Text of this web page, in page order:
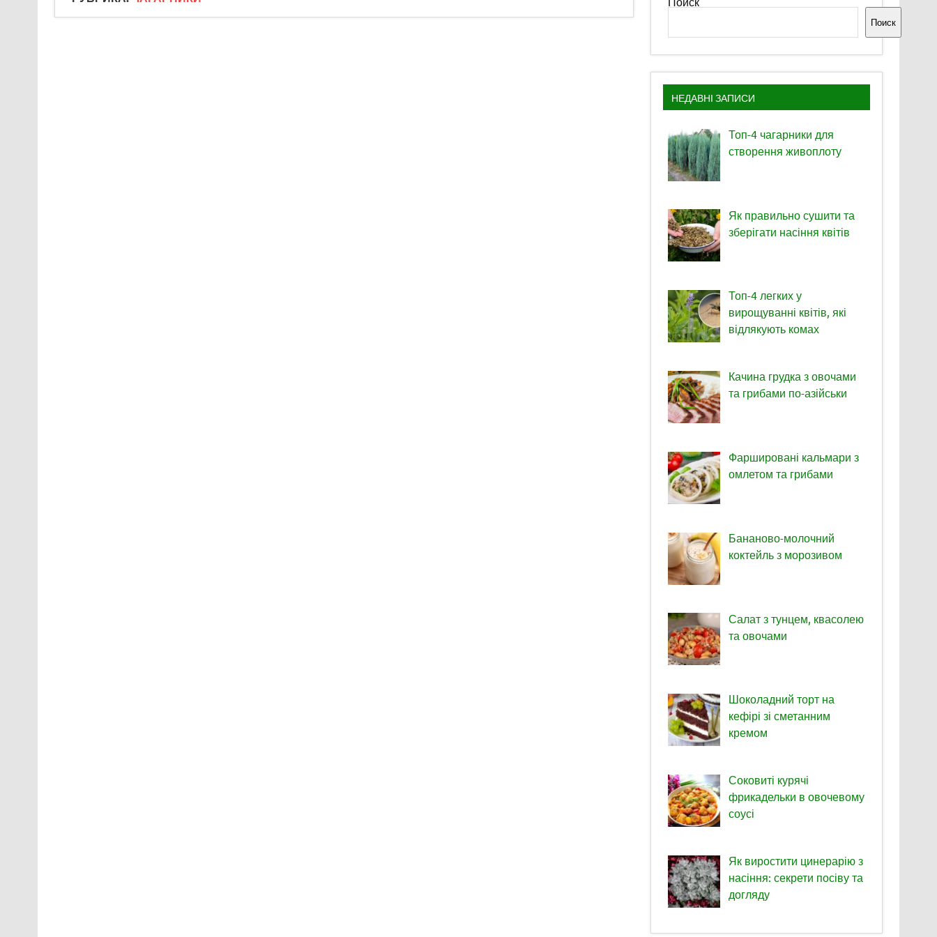
Поиск
НЕДАВНІ ЗАПИСИ
Топ-4 чагарники для
створення живоплоту
Як правильно сушити та
зберігати насіння квітів
Топ-4 легких у
вирощуванні квітів, які
відлякують комах
Качина грудка з овочами
та грибами по-азійськи
Фаршировані кальмари з
омлетом та грибами
Бананово-молочний
коктейль з морозивом
Салат з тунцем, квасолею
та овочами
Шоколадний торт на
кефірі зі сметанним
кремом
Соковиті курячі
фрикадельки в овочевому
соусі
Як виростити цинерарію з
насіння: секрети посіву та
догляду